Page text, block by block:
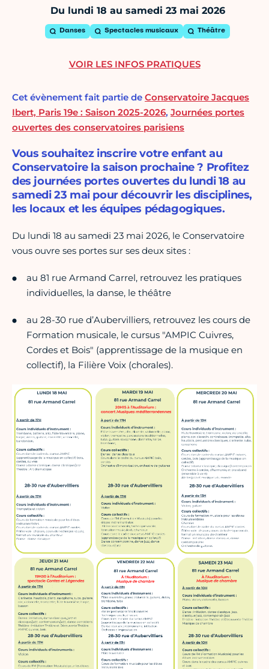
Du lundi 18 au samedi 23 mai 2026
Danses Spectacles musicaux Théâtre
Cet évènement fait partie de Conservatoire Jacques
Ibert, Paris 19e : Saison 2025-2026, Journées portes
ouvertes des conservatoires parisiens
Vous souhaitez inscrire votre enfant au
Conservatoire la saison prochaine ? Profitez
des journées portes ouvertes du lundi 18 au
samedi 23 mai pour découvrir les disciplines,
les locaux et les équipes pédagogiques.
Du lundi 18 au samedi 23 mai 2026, le Conservatoire
vous ouvre ses portes sur ses deux sites :
au 81 rue Armand Carrel, retrouvez les pratiques
individuelles, la danse, le théâtre
au 28-30 rue d’Aubervilliers, retrouvez les cours de
Formation musicale, le cursus "AMPIC Cuivres,
Cordes et Bois" (apprentissage de la musique en
collectif), la Filière Voix (chorales).
VOIR LES INFOS PRATIQUES